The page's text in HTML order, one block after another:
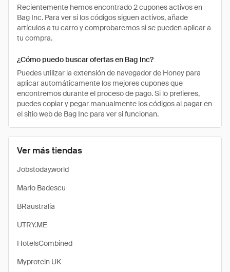
Ver más tiendas
Jobstoday.world
Mario Badescu
BRaustralia
UTRY.ME
HotelsCombined
Myprotein UK
Recientemente hemos encontrado 2 cupones activos en
Bag Inc. Para ver si los códigos siguen activos, añade
artículos a tu carro y comprobaremos si se pueden aplicar a
tu compra.
¿Cómo puedo buscar ofertas en Bag Inc?
Puedes utilizar la extensión de navegador de Honey para
aplicar automáticamente los mejores cupones que
encontremos durante el proceso de pago. Si lo prefieres,
puedes copiar y pegar manualmente los códigos al pagar en
el sitio web de Bag Inc para ver si funcionan.